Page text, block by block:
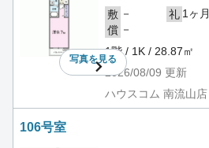
写真を見る
敷 － 礼 1ヶ月
償 －
1階 / 1K / 28.87㎡
2026/08/09 更新
ハウスコム 南流山店
106号室